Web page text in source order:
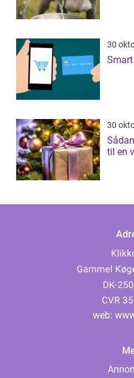
30
30
til en
web: